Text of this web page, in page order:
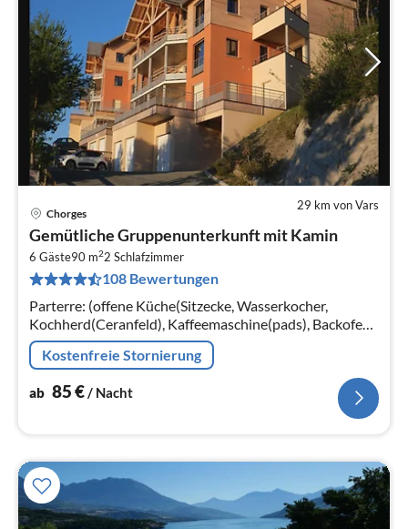
29 km von Vars
Chorges
Gemütliche Gruppenunterkunft mit Kamin
6 Gäste90 m22 Schlafzimmer
108 Bewertungen
Parterre: (offene Küche(Sitzecke, Wasserkocher,
Kochherd(Ceranfeld), Kaffeemaschine(pads), Backofen,
Mikrowelle, Spülmaschine, Kühlschrank(+ Gefrierfach))
Kostenfreie Stornierung
ab 85€/ Nacht